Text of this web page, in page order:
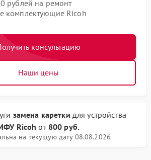
рублей на ремонт
комплектующие Ricoh
консультацию
Наши цены
замена каретки для устройства
Ricoh от 800 руб.
на текущую дату 08.08.2026